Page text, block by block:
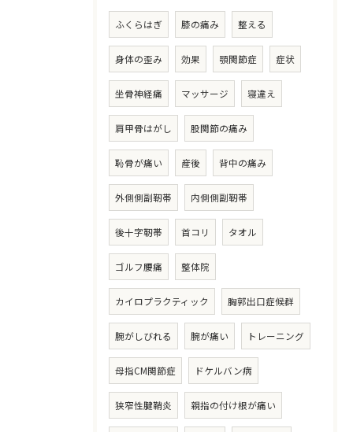
ふくらはぎ 膝の痛み 整える
身体の歪み 効果 顎関節症 症状
坐骨神経痛 マッサージ 寝違え
肩甲骨はがし 股関節の痛み
恥骨が痛い 産後 背中の痛み
外側側副靭帯 内側側副靭帯
後十字靭帯 首コリ タオル
ゴルフ腰痛 整体院
カイロプラクティック 胸郭出口症候群
腕がしびれる 腕が痛い トレーニング
母指CM関節症 ドケルバン病
狭窄性腱鞘炎 親指の付け根が痛い